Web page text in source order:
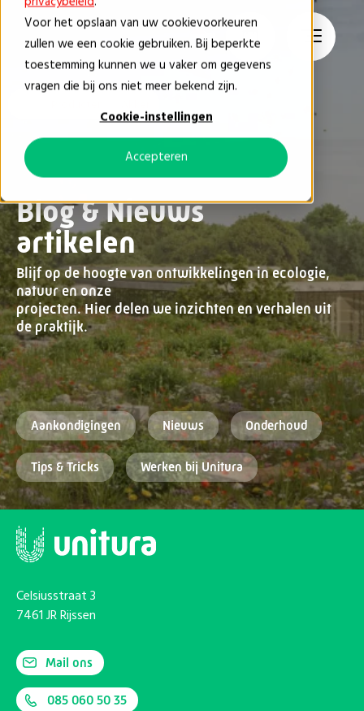
Voor het opslaan van uw cookievoorkeuren
zullen we een cookie gebruiken. Bij beperkte
toestemming kunnen we u vaker om gegevens
vragen die bij ons niet meer bekend zijn.
Cookie-instellingen
Accepteren
NL
Blog & Nieuws
artikelen
Blijf op de hoogte van ontwikkelingen in ecologie,
natuur en onze
projecten. Hier delen we inzichten en verhalen uit
de praktijk.
Aankondigingen Nieuws Onderhoud
Tips & Tricks Werken bij Unitura
Celsiusstraat 3
7461 JR Rijssen
Mail ons
085 060 50 35